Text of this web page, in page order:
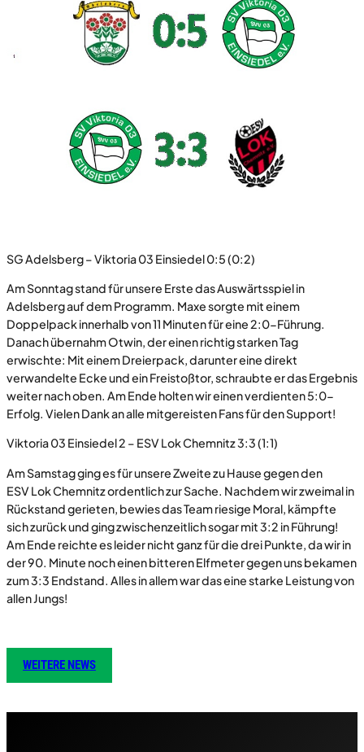
SG Adelsberg – Viktoria 03 Einsiedel 0:5 (0:2)
Am Sonntag stand für unsere Erste das Auswärtsspiel in
Adelsberg auf dem Programm. Maxe sorgte mit einem
Doppelpack innerhalb von 11 Minuten für eine 2:0-Führung.
Danach übernahm Otwin, der einen richtig starken Tag
erwischte: Mit einem Dreierpack, darunter eine direkt
verwandelte Ecke und ein Freistoßtor, schraubte er das Ergebnis
weiter nach oben. Am Ende holten wir einen verdienten 5:0-
Erfolg. Vielen Dank an alle mitgereisten Fans für den Support!
Viktoria 03 Einsiedel 2 – ESV Lok Chemnitz 3:3 (1:1)
Am Samstag ging es für unsere Zweite zu Hause gegen den
ESV Lok Chemnitz ordentlich zur Sache. Nachdem wir zweimal in
Rückstand gerieten, bewies das Team riesige Moral, kämpfte
sich zurück und ging zwischenzeitlich sogar mit 3:2 in Führung!
Am Ende reichte es leider nicht ganz für die drei Punkte, da wir in
der 90. Minute noch einen bitteren Elfmeter gegen uns bekamen
zum 3:3 Endstand. Alles in allem war das eine starke Leistung von
allen Jungs!
WEITERE NEWS